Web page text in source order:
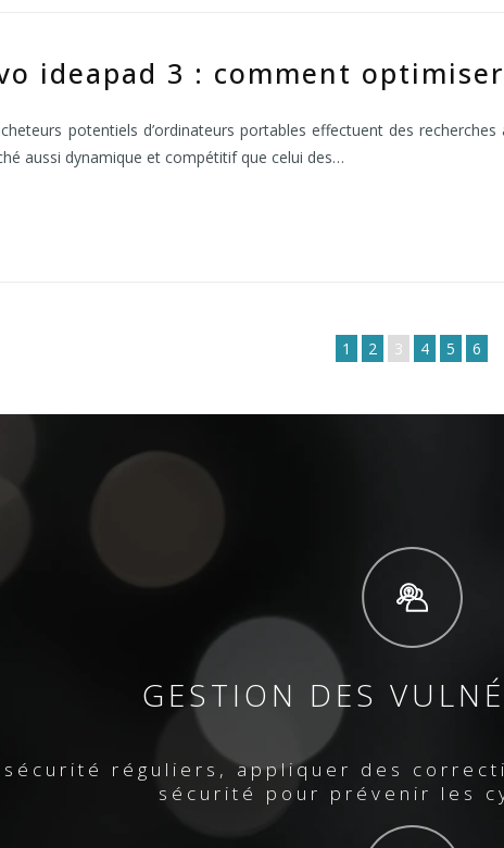
ideapad 3 : comment
potentiels d’ordinateurs portables effectuent des
aussi dynamique et compétitif que celui des…
1 2 3 4 5 6
GESTION DES
réguliers, appliquer des
sécurité pour prévenir les